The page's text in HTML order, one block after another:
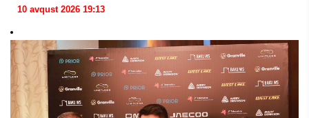
10 avqust 2026 19:13